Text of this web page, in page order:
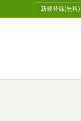
新規登録(無料)